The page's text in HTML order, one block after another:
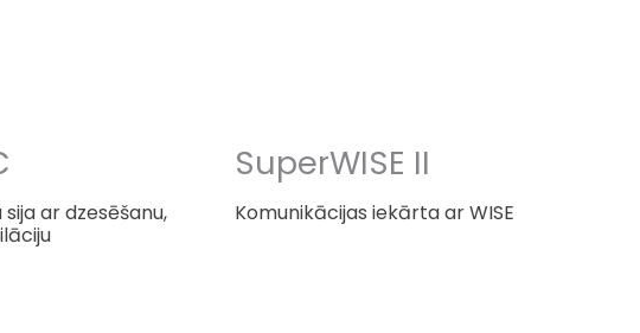
ar dzesēšanu,
SuperWISE II
Komunikācijas iekārta ar WISE